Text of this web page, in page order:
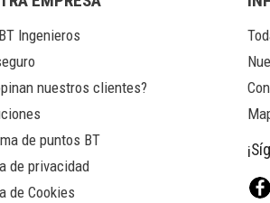
Ingenieros
nuestros clientes?
de puntos BT
de privacidad
de Cookies